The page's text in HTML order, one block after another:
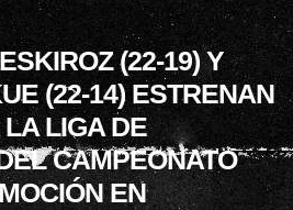
(22-19) Y
(22-14) ESTRENAN
LIGA DE
CAMPEONATO
EN